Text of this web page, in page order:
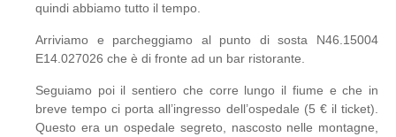
quindi abbiamo tutto il tempo.
Arriviamo e parcheggiamo al punto di sosta N46.15004
E14.027026 che è di fronte ad un bar ristorante.
Seguiamo poi il sentiero che corre lungo il fiume e che in
breve tempo ci porta all’ingresso dell’ospedale (5 € il ticket).
Questo era un ospedale segreto, nascosto nelle montagne,